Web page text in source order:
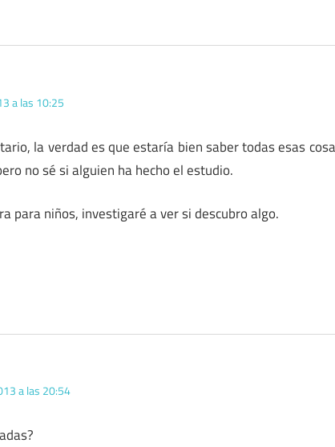
a las 10:25
la verdad es que estaría bien saber todas esas
no sé si alguien ha hecho el estudio.
para niños, investigaré a ver si descubro algo.
a las 20:54